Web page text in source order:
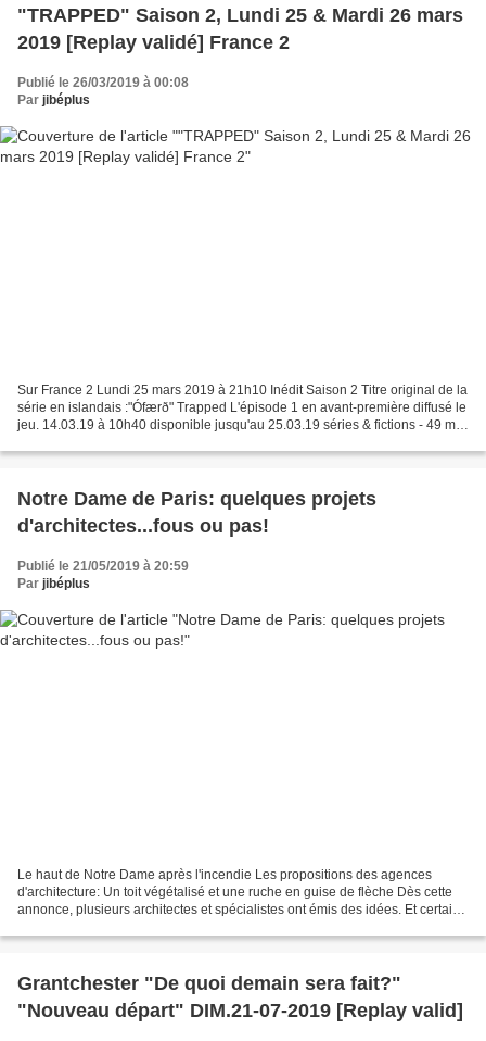
"TRAPPED" Saison 2, Lundi 25 & Mardi 26 mars
2019 [Replay validé] France 2
Publié le 26/03/2019 à 00:08
Par jibéplus
Sur France 2 Lundi 25 mars 2019 à 21h10 Inédit Saison 2 Titre original de la
série en islandais :"Ófærð" Trapped L'épisode 1 en avant-première diffusé le
jeu. 14.03.19 à 10h40 disponible jusqu'au 25.03.19 séries & fictions - 49 min
Notre Dame de Paris: quelques projets
d'architectes...fous ou pas!
Publié le 21/05/2019 à 20:59
Par jibéplus
Le haut de Notre Dame après l'incendie Les propositions des agences
d'architecture: Un toit végétalisé et une ruche en guise de flèche Dès cette
annonce, plusieurs architectes et spécialistes ont émis des idées. Et certains
Grantchester "De quoi demain sera fait?"
"Nouveau départ" DIM.21-07-2019 [Replay valid]